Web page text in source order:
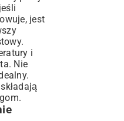
jest
i
Nie